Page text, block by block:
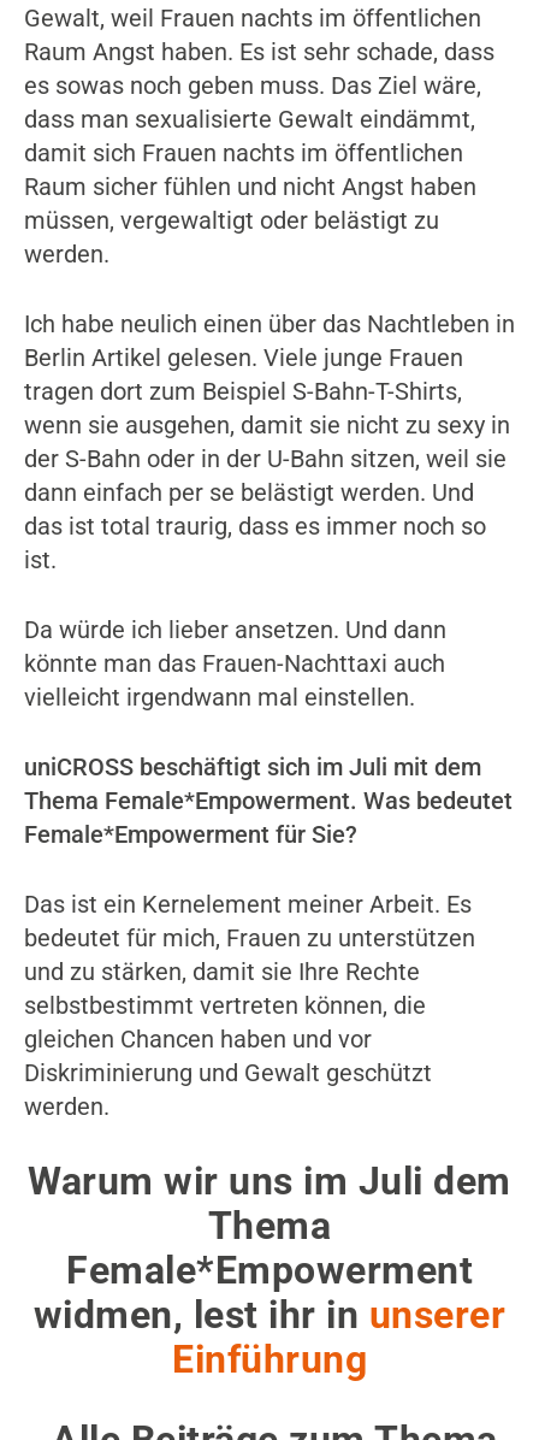
Gewalt, weil Frauen nachts im öffentlichen
Raum Angst haben. Es ist sehr schade, dass
es sowas noch geben muss. Das Ziel wäre,
dass man sexualisierte Gewalt eindämmt,
damit sich Frauen nachts im öffentlichen
Raum sicher fühlen und nicht Angst haben
müssen, vergewaltigt oder belästigt zu
werden.
Ich habe neulich einen über das Nachtleben in
Berlin Artikel gelesen. Viele junge Frauen
tragen dort zum Beispiel S-Bahn-T-Shirts,
wenn sie ausgehen, damit sie nicht zu sexy in
der S-Bahn oder in der U-Bahn sitzen, weil sie
dann einfach per se belästigt werden. Und
das ist total traurig, dass es immer noch so
ist.
Da würde ich lieber ansetzen. Und dann
könnte man das Frauen-Nachttaxi auch
vielleicht irgendwann mal einstellen.
uniCROSS beschäftigt sich im Juli mit dem
Thema Female*Empowerment. Was bedeutet
Female*Empowerment für Sie?
Das ist ein Kernelement meiner Arbeit. Es
bedeutet für mich, Frauen zu unterstützen
und zu stärken, damit sie Ihre Rechte
selbstbestimmt vertreten können, die
gleichen Chancen haben und vor
Diskriminierung und Gewalt geschützt
werden.
Warum wir uns im Juli dem
Thema
Female*Empowerment
widmen, lest ihr in unserer
Einführung